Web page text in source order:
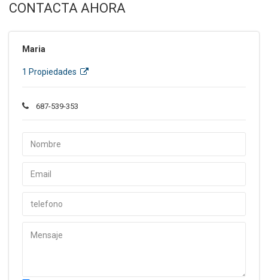
CONTACTA AHORA
Maria
1 Propiedades
687-539-353